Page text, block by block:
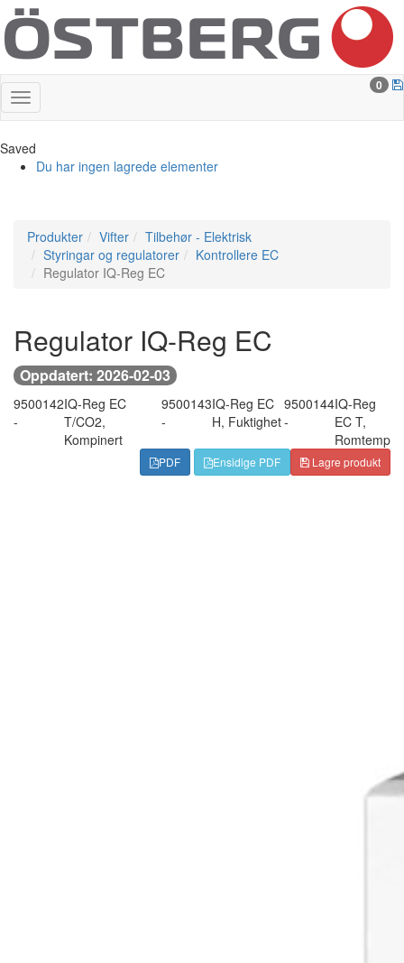
0
Saved
Du har ingen lagrede elementer
Produkter Vifter
Tilbehør - Elektrisk
Styringar og regulatorer
Kontrollere EC
Regulator IQ-Reg EC
Regulator IQ-Reg EC
Oppdatert: 2026-02-03
9500142
-
IQ-Reg EC
T/CO2,
Kompinert
9500143
-
IQ-Reg EC
H, Fuktighet
9500144
-
IQ-Reg
EC T,
Romtemp
Lagre produkt
PDF Ensidige PDF